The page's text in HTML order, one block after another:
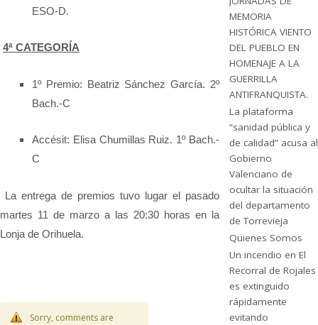
ESO-D.
4ª CATEGORÍA
1º Premio: Beatriz Sánchez García. 2º
Bach.-C
Accésit: Elisa Chumillas Ruiz. 1º Bach.-
C
La entrega de premios tuvo lugar el pasado
martes 11 de marzo a las 20:30 horas en la
Lonja de Orihuela.
Sorry, comments are
MEMORIA
HISTÓRICA VIENTO
DEL PUEBLO EN
HOMENAJE A LA
GUERRILLA
ANTIFRANQUISTA.
La plataforma
“sanidad pública y
de calidad” acusa al
Gobierno
Valenciano de
ocultar la situación
del departamento
de Torrevieja
Quienes Somos
Un incendio en El
Recorral de Rojales
es extinguido
rápidamente
evitando